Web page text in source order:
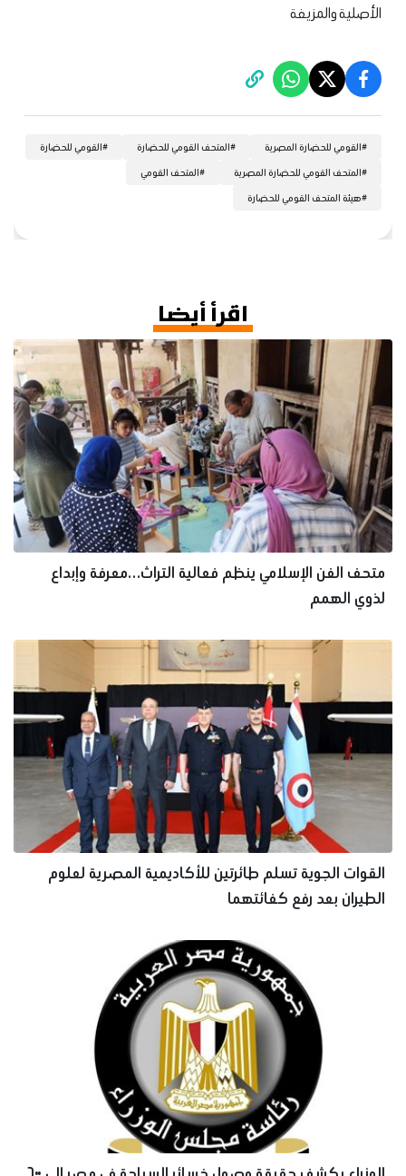
الأصلية والمزيفة
#القومي للحضارة المصرية #المتحف القومي للحضارة #القومي للحضارة
#المتحف القومي للحضارة المصرية #المتحف القومي
#هيئة المتحف القومي للحضارة
اقرأ أيضا
متحف الفن الإسلامي ينظم فعالية التراث…معرفة وإبداع
لذوي الهمم
القوات الجوية تسلم طائرتين للأكاديمية المصرية لعلوم
الطيران بعد رفع كفائتهما